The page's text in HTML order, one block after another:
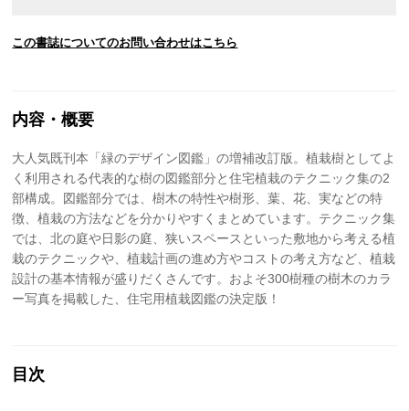
この書誌についてのお問い合わせはこちら
内容・概要
大人気既刊本「緑のデザイン図鑑」の増補改訂版。植栽樹としてよ
く利用される代表的な樹の図鑑部分と住宅植栽のテクニック集の2
部構成。図鑑部分では、樹木の特性や樹形、葉、花、実などの特
徴、植栽の方法などを分かりやすくまとめています。テクニック集
では、北の庭や日影の庭、狭いスペースといった敷地から考える植
栽のテクニックや、植栽計画の進め方やコストの考え方など、植栽
設計の基本情報が盛りだくさんです。およそ300樹種の樹木のカラ
ー写真を掲載した、住宅用植栽図鑑の決定版！
目次